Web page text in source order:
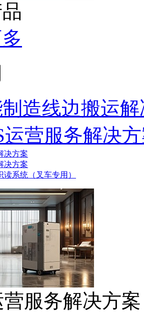
造线边搬运
运营服务解决
决方案
决方案
读系统（叉车专用）
营服务解决方案